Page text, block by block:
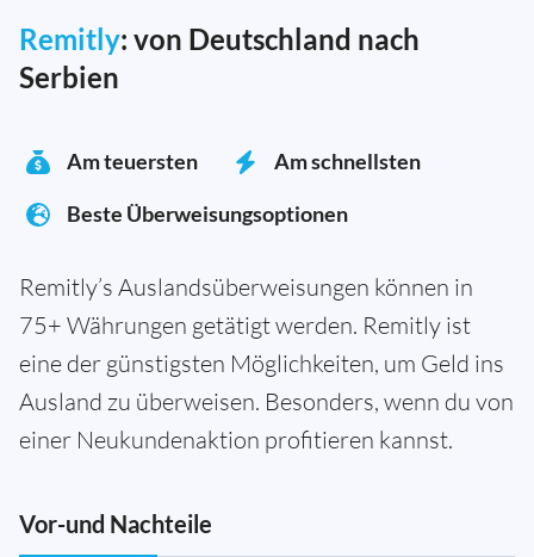
Remitly: von Deutschland nach
Serbien
Am teuersten
Am schnellsten
Beste Überweisungsoptionen
Remitly’s Auslandsüberweisungen können in
75+ Währungen getätigt werden. Remitly ist
eine der günstigsten Möglichkeiten, um Geld ins
Ausland zu überweisen. Besonders, wenn du von
einer Neukundenaktion profitieren kannst.
Vor-und Nachteile